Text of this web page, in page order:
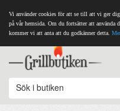
Vi använder cookies för att se till att vi ger dig
på vår hemsida. Om du fortsätter att använda
kommer vi att anta att du godkänner detta.